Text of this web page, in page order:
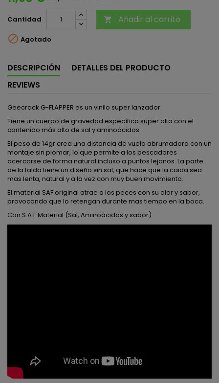
Cantidad  Añadir al carrito
 Agotado
DESCRIPCIÓN
DETALLES DEL PRODUCTO
REVIEWS
Geecrack G-FLAPPER es un vinilo super lanzador.
Tiene un cuerpo de gravedad específica súper alta con el
contenido más alto de sal y aminoácidos.
El peso de 14gr crea una distancia de vuelo abrumadora con un
montaje sin plomar, lo que permite a los pescadores
acercarse de forma natural incluso a puntos lejanos. La parte
de la falda tiene un diseño sin sal, que hace que la caida sea
mas lenta, natural y a la vez con muy buen movimiento.
El material SAF original atrae a los peces con su olor y sabor,
provocando que lo retengan durante mas tiempo en la boca.
Con S.A.F Material (Sal, Aminoácidos y sabor)